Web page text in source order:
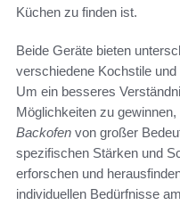
Küchen zu finden ist.
Beide Geräte bieten
verschiedene Kochstile
Um ein besseres
Möglichkeiten zu gewinnen,
Backofen von großer
spezifischen Stärken und
erforschen und
individuellen Bedürfnisse